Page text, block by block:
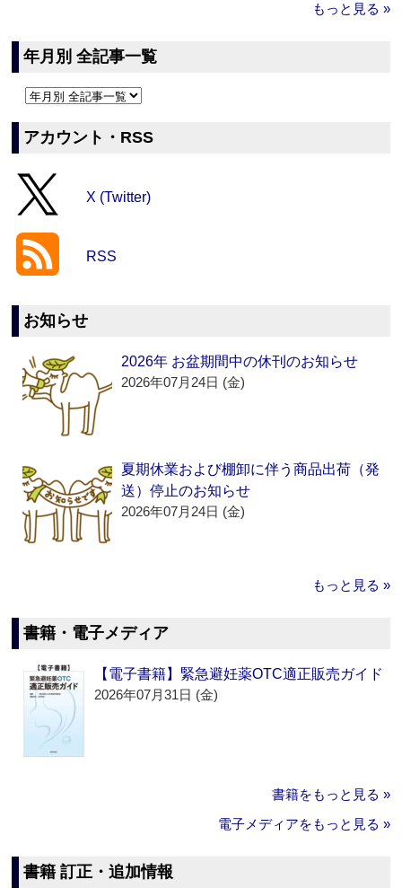
もっと見る »
年月別 全記事一覧
アカウント・RSS
X (Twitter)
RSS
お知らせ
2026年 お盆期間中の休刊のお知らせ
2026年07月24日 (金)
夏期休業および棚卸に伴う商品出荷（発
送）停止のお知らせ
2026年07月24日 (金)
もっと見る »
書籍・電子メディア
【電子書籍】緊急避妊薬OTC適正販売ガイド
2026年07月31日 (金)
書籍をもっと見る »
電子メディアをもっと見る »
書籍 訂正・追加情報